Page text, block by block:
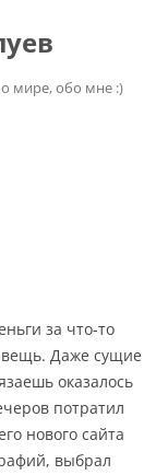
мире, обо мне :)
за что-то
вещь. Даже сущие
оказалось
потратил
нового сайта
выбрал